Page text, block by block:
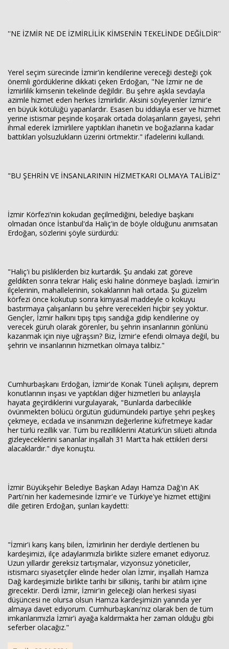
''NE İZMİR NE DE İZMİRLİLİK KİMSENİN TEKELİNDE DEĞİLDİR''
Yerel seçim sürecinde İzmir'in kendilerine vereceği desteği çok
önemli gördüklerine dikkati çeken Erdoğan, "Ne İzmir ne de
İzmirlilik kimsenin tekelinde değildir. Bu şehre aşkla sevdayla
azimle hizmet eden herkes İzmirlidir. Aksini söyleyenler İzmir'e
en büyük kötülüğü yapanlardır. Esasen bu iddiayla eser ve hizmet
yerine istismar peşinde koşarak ortada dolaşanların gayesi, şehri
ihmal ederek İzmirlilere yaptıkları ihanetin ve boğazlarına kadar
battıkları yolsuzlukların üzerini örtmektir." ifadelerini kullandı.
"BU ŞEHRİN VE İNSANLARININ HİZMETKARI OLMAYA TALİBİZ"
İzmir Körfezi'nin kokudan geçilmediğini, belediye başkanı
olmadan önce İstanbul'da Haliç'in de böyle olduğunu anımsatan
Erdoğan, sözlerini şöyle sürdürdü:
"Haliç'i bu pisliklerden biz kurtardık. Şu andaki zat göreve
geldikten sonra tekrar Haliç eski haline dönmeye başladı. İzmir'in
ilçelerinin, mahallelerinin, sokaklarının hali ortada. Şu güzelim
körfezi önce kokutup sonra kimyasal maddeyle o kokuyu
bastırmaya çalışanların bu şehre verecekleri hiçbir şey yoktur.
Gençler, İzmir halkını tıpış tıpış sandığa gidip kendilerine oy
verecek güruh olarak görenler, bu şehrin insanlarının gönlünü
kazanmak için niye uğraşsın? Biz, İzmir'e efendi olmaya değil, bu
şehrin ve insanlarının hizmetkarı olmaya talibiz."
Cumhurbaşkanı Erdoğan, İzmir'de Konak Tüneli açılışını, deprem
konutlarının inşası ve yaptıkları diğer hizmetleri bu anlayışla
hayata geçirdiklerini vurgulayarak, "Bunlarda darbecilikle
övünmekten bölücü örgütün güdümündeki partiye şehri peşkeş
çekmeye, ecdada ve insanımızın değerlerine küfretmeye kadar
her türlü rezillik var. Tüm bu rezilliklerini Atatürk'ün silüeti altında
gizleyeceklerini sananlar inşallah 31 Mart'ta hak ettikleri dersi
alacaklardır." diye konuştu.
İzmir Büyükşehir Belediye Başkan Adayı Hamza Dağ'ın AK
Parti'nin her kademesinde İzmir'e ve Türkiye'ye hizmet ettiğini
dile getiren Erdoğan, şunları kaydetti:
"İzmir'i karış karış bilen, İzmirlinin her derdiyle dertlenen bu
kardeşimizi, ilçe adaylarımızla birlikte sizlere emanet ediyoruz.
Uzun yıllardır gereksiz tartışmalar, vizyonsuz yöneticiler,
istismarcı siyasetçiler elinde heder olan İzmir, inşallah Hamza
Dağ kardeşimizle birlikte tarihi bir silkiniş, tarihi bir atılım içine
girecektir. Derdi İzmir, İzmir'in geleceği olan herkesi siyasi
düşüncesi ne olursa olsun Hamza kardeşimizin yanında yer
almaya davet ediyorum. Cumhurbaşkanı'nız olarak ben de tüm
imkanlarımızla İzmir'i ayağa kaldırmakta her zaman olduğu gibi
seferber olacağız."